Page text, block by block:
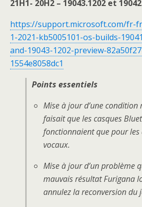
21H1- 20H2 – 19043.1202 et
https://support.microsoft.com/fr-
1-2021-kb5005101-os-builds-
and-19043-1202-preview-
1554e8058dc1
Points essentiels
Mise à jour d’une condition
faisait que les casques
fonctionnaient que pour les
vocaux.
Mise à jour d’un problème
mauvais résultat Furigana
annulez la reconversion du